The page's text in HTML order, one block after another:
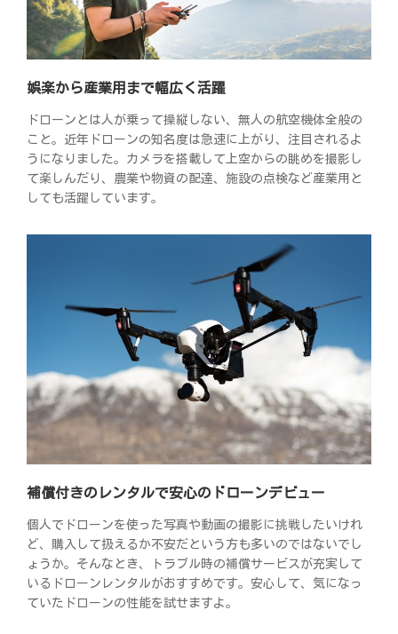
娯楽から産業用まで幅広く活躍
ドローンとは人が乗って操縦しない、無人の航空機体全般の
こと。近年ドローンの知名度は急速に上がり、注目されるよ
うになりました。カメラを搭載して上空からの眺めを撮影し
て楽しんだり、農業や物資の配達、施設の点検など産業用と
しても活躍しています。
補償付きのレンタルで安心のドローンデビュー
個人でドローンを使った写真や動画の撮影に挑戦したいけれ
ど、購入して扱えるか不安だという方も多いのではないでし
ょうか。そんなとき、トラブル時の補償サービスが充実して
いるドローンレンタルがおすすめです。安心して、気になっ
ていたドローンの性能を試せますよ。